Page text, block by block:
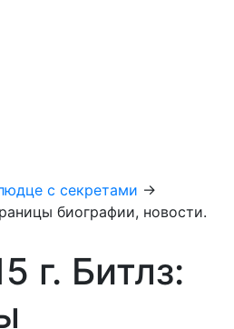
с секретами →
биографии, новости.
г. Битлз: